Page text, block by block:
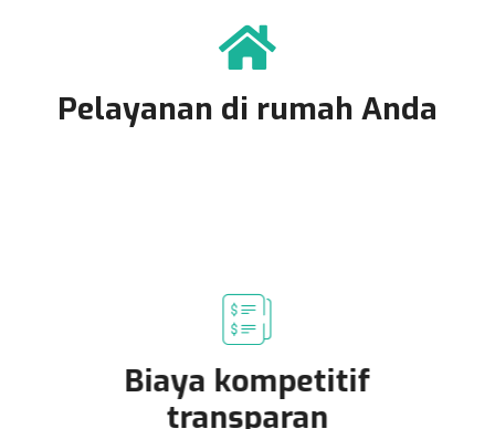
Pelayanan di rumah Anda
Biaya kompetitif
transparan